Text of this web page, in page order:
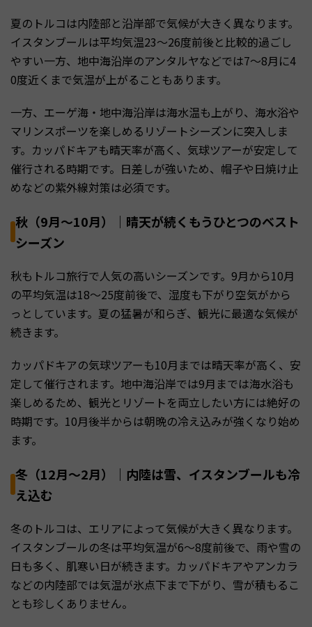
夏のトルコは内陸部と沿岸部で気候が大きく異なります。
イスタンブールは平均気温23〜26度前後と比較的過ごし
やすい一方、地中海沿岸のアンタルヤなどでは7〜8月に4
0度近くまで気温が上がることもあります。
一方、エーゲ海・地中海沿岸は海水温も上がり、海水浴や
マリンスポーツを楽しめるリゾートシーズンに突入しま
す。カッパドキアも晴天率が高く、気球ツアーが安定して
催行される時期です。日差しが強いため、帽子や日焼け止
めなどの紫外線対策は必須です。
秋（9月〜10月）｜晴天が続くもうひとつのベスト
シーズン
秋もトルコ旅行で人気の高いシーズンです。9月から10月
の平均気温は18〜25度前後で、湿度も下がり空気がから
っとしています。夏の猛暑が和らぎ、観光に最適な気候が
続きます。
カッパドキアの気球ツアーも10月までは晴天率が高く、安
定して催行されます。地中海沿岸では9月までは海水浴も
楽しめるため、観光とリゾートを両立したい方には絶好の
時期です。10月後半からは朝晩の冷え込みが強くなり始め
ます。
冬（12月〜2月）｜内陸は雪、イスタンブールも冷
え込む
冬のトルコは、エリアによって気候が大きく異なります。
イスタンブールの冬は平均気温が6〜8度前後で、雨や雪の
日も多く、肌寒い日が続きます。カッパドキアやアンカラ
などの内陸部では気温が氷点下まで下がり、雪が積もるこ
とも珍しくありません。